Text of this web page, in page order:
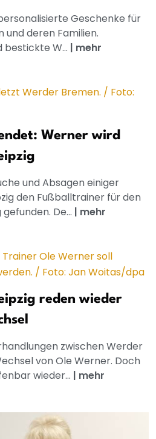
Geschenke für
deren Familien.
bestickte W... | mehr
Werner wird
und Absagen einiger
den Fußballtrainer für den
De... | mehr
reden wieder
zwischen Werder
von Ole Werner. Doch
wieder... | mehr